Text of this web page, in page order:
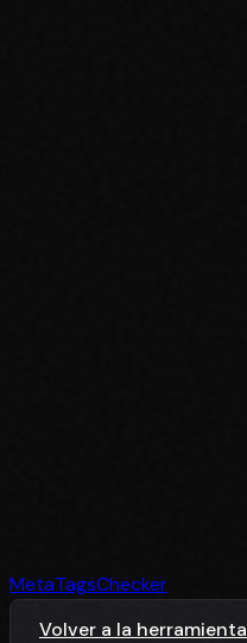
MetaTagsChecker
Volver a la herramienta